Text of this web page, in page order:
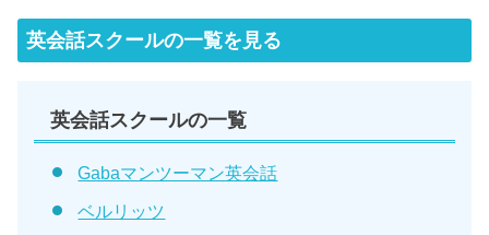
英会話スクールの一覧を見る
英会話スクールの一覧
Gabaマンツーマン英会話
ベルリッツ